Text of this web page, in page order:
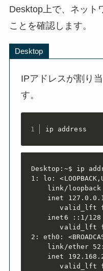
Desktop上で、ネット
ことを確認します。
Desktop
IPアドレスが割り
す。
ip address
Desktop:~$ ip
1: lo:
link/
inet
valid_lft
inet6 ::1/128
valid_lft
2: eth0:
link/ether
inet
valid_lft